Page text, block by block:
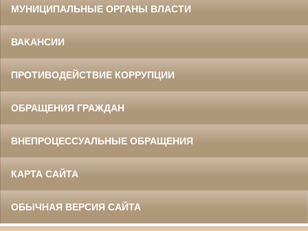
МУНИЦИПАЛЬНЫЕ ОРГАНЫ ВЛАСТИ
ВАКАНСИИ
ПРОТИВОДЕЙСТВИЕ КОРРУПЦИИ
ОБРАЩЕНИЯ ГРАЖДАН
ВНЕПРОЦЕССУАЛЬНЫЕ ОБРАЩЕНИЯ
КАРТА САЙТА
ОБЫЧНАЯ ВЕРСИЯ САЙТА